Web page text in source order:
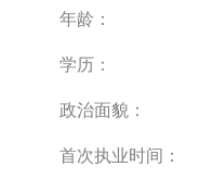
年龄：
学历：
政治面貌：
首次执业时间：